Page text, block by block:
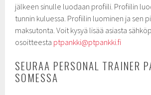
jälkeen sinulle luodaan profiili. Profiilin
tunnin kuluessa. Profiilin luominen ja sen
maksutonta. Voit kysyä lisää asiasta
osoitteesta ptpankki@ptpankki.fi
SEURAA PERSONAL TRAINER
SOMESSA